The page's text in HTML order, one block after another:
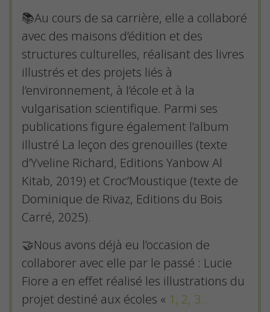
📚Au cours de sa carrière, elle a collaboré
avec des maisons d’édition et des
structures culturelles, réalisant des livres
illustrés et des projets liés à
l’environnement, à l’école et à la
vulgarisation scientifique. Parmi ses
publications figure également l’album
illustré La leçon des grenouilles (texte
d’Yveline Richard, Editions Yanbow Al
Kitab, 2019) et Croc’Moustique (texte de
Dominique de Rivaz, Editions du Bois
Carré, 2025).
🤝Nous avons déjà eu l’occasion de
collaborer avec elle par le passé : Lucie
Fiore a en effet réalisé les illustrations du
projet destiné aux écoles « 1, 2, 3…